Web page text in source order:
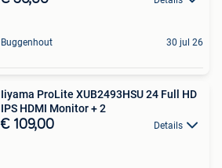
Buggenhout 30 jul 26
Iiyama ProLite XUB2493HSU 24 Full HD
IPS HDMI Monitor + 2
€ 109,00 Details